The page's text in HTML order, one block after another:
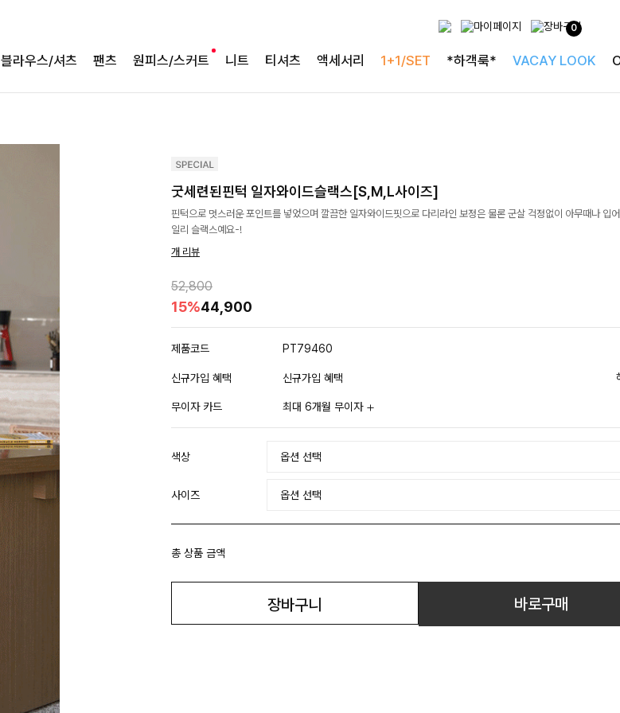
0
블라우스/셔츠 팬츠 원피스/스커트 니트 티셔츠 액세서리 1+1/SET *하객룩* VACAY LOOK
굿세련된핀턱 일자와이드슬랙스[S,M,L사이즈]
핀턱으로 멋스러운 포인트를 넣었으며 깔끔한 일자와이드핏으로 다리라인 보정은 물론 군살 걱정없이 아무때나 입
일리 슬랙스예요-!
개 리뷰
52,800
15%44,900
제품코드 PT79460
신규가입 혜택 신규가입 혜택
무이자 카드 최대 6개월 무이자
색상
사이즈
총 상품 금액
장바구니 바로구매